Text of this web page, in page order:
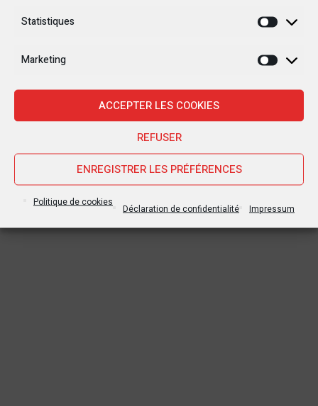
Statistiques
Marketing
ACCEPTER LES COOKIES
REFUSER
ENREGISTRER LES PRÉFÉRENCES
Politique de cookies
Déclaration de confidentialité Impressum
étranger flotte au Sud-
journalistes arrêtés !